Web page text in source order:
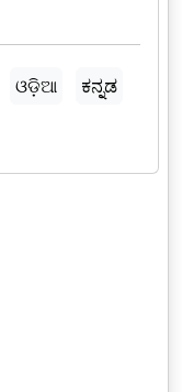
ଓଡ଼ିଆ
ಕನ್ನಡ